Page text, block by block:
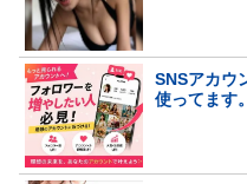
SNSアカウ
使ってます。